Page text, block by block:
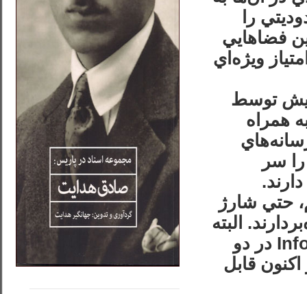
را
فضاهايي
ويژه‌اي
توسط
همراه
سر
حتي شارژ
البته
سايت صادق هدايت بعد از اين اتفاق با پسوند .Info در دو
قابل